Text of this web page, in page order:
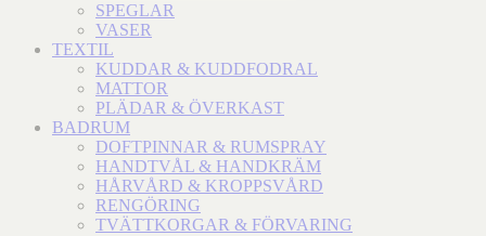
SPEGLAR
VASER
TEXTIL
KUDDAR & KUDDFODRAL
MATTOR
PLÄDAR & ÖVERKAST
BADRUM
DOFTPINNAR & RUMSPRAY
HANDTVÅL & HANDKRÄM
HÅRVÅRD & KROPPSVÅRD
RENGÖRING
TVÄTTKORGAR & FÖRVARING